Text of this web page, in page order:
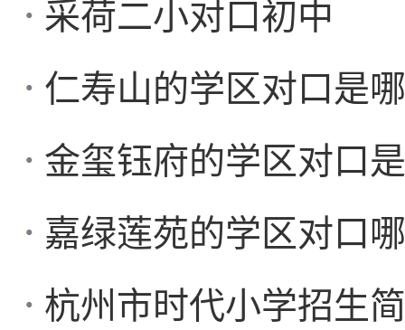
采荷二小对口初中
仁寿山的学区对口是
金玺钰府的学区对口
嘉绿莲苑的学区对口
杭州市时代小学招生